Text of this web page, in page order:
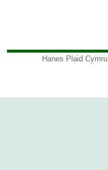
Hanes Plaid Cymru